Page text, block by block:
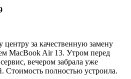
центру за качественную замену
MacBook Air 13. Утром перед
вечером забрала уже
Стоимость полностью устроила.